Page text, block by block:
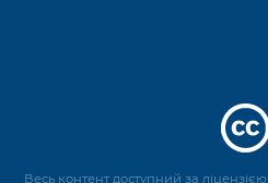
Весь контент доступний за ліцензією